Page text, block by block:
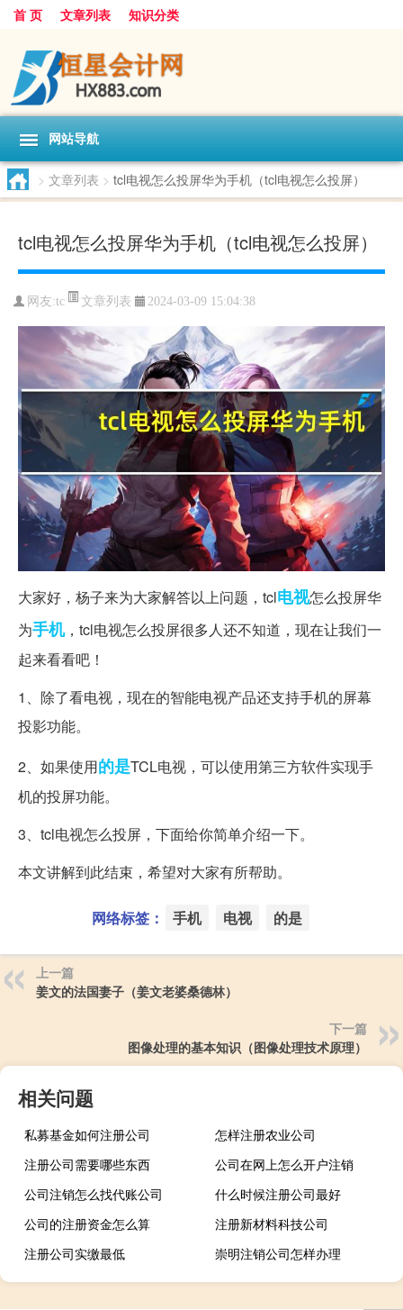
首 页 文章列表 知识分类
网站导航
> 文章列表 > tcl电视怎么投屏华为手机（tcl电视怎么投屏）
tcl电视怎么投屏华为手机（tcl电视怎么投屏）
网友:tc 文章列表 2024-03-09 15:04:38
大家好，杨子来为大家解答以上问题，tcl电视怎么投屏华
为手机，tcl电视怎么投屏很多人还不知道，现在让我们一
起来看看吧！
1、除了看电视，现在的智能电视产品还支持手机的屏幕
投影功能。
2、如果使用的是TCL电视，可以使用第三方软件实现手
机的投屏功能。
3、tcl电视怎么投屏，下面给你简单介绍一下。
本文讲解到此结束，希望对大家有所帮助。
网络标签： 手机 电视 的是
上一篇
姜文的法国妻子（姜文老婆桑德林）
下一篇
图像处理的基本知识（图像处理技术原理）
相关问题
私募基金如何注册公司
怎样注册农业公司
注册公司需要哪些东西
公司在网上怎么开户注销
公司注销怎么找代账公司
什么时候注册公司最好
公司的注册资金怎么算
注册新材料科技公司
注册公司实缴最低
崇明注销公司怎样办理